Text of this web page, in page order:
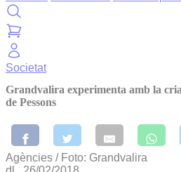
Societat
Grandvalira experimenta amb la
de Pessons
Agències / Foto: Grandvalira